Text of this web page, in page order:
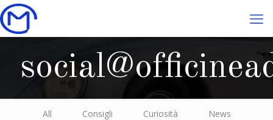
All Consigli Curiosità News